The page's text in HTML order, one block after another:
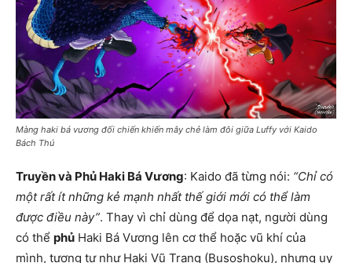
Màng haki bá vương đối chiến khiến mây chẻ làm đôi giữa Luffy với Kaido
Bách Thú
Truyền và Phủ Haki Bá Vương: Kaido đã từng nói: “Chỉ có
một rất ít những kẻ mạnh nhất thế giới mới có thể làm
được điều này”. Thay vì chỉ dùng để dọa nạt, người dùng
có thể phủ Haki Bá Vương lên cơ thể hoặc vũ khí của
mình, tương tự như Haki Vũ Trang (Busoshoku), nhưng uy